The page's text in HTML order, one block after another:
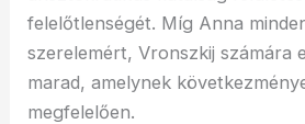
felelőtlenségét. Míg Anna
szerelemért, Vronszkij számára
marad, amelynek
megfelelően.